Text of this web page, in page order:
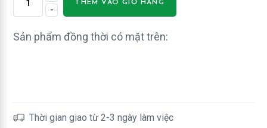
-
tập
Tiếng
Family
THÊM VÀO GIỎ HÀNG
Sản phẩm đồng thời có mặt trên:
Thời gian giao từ 2-3 ngày làm việc